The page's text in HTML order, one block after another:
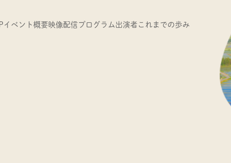
イベント概要映像配信 プログラム 出演者 これまでの歩み